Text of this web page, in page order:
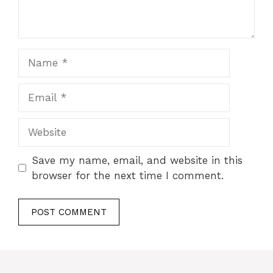
Save my name, email, and website in this
browser for the next time I comment.